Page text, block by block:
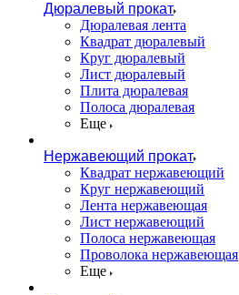
Дюралевый прокат
Дюралевая лента
Квадрат дюралевый
Круг дюралевый
Лист дюралевый
Плита дюралевая
Полоса дюралевая
Еще
Нержавеющий прокат
Квадрат нержавеющий
Круг нержавеющий
Лента нержавеющая
Лист нержавеющий
Полоса нержавеющая
Проволока нержавеющая
Еще